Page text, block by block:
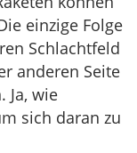
einzige Folge
Schlachtfeld
anderen Seite
Ja, wie
sich daran zu